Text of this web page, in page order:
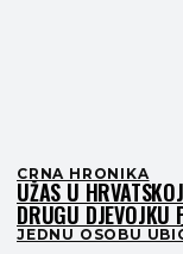
CRNA HRONIKA
UŽAS U
DRUGU DJEVOJKU
TRAGA ZA
JEDNU OSOBU